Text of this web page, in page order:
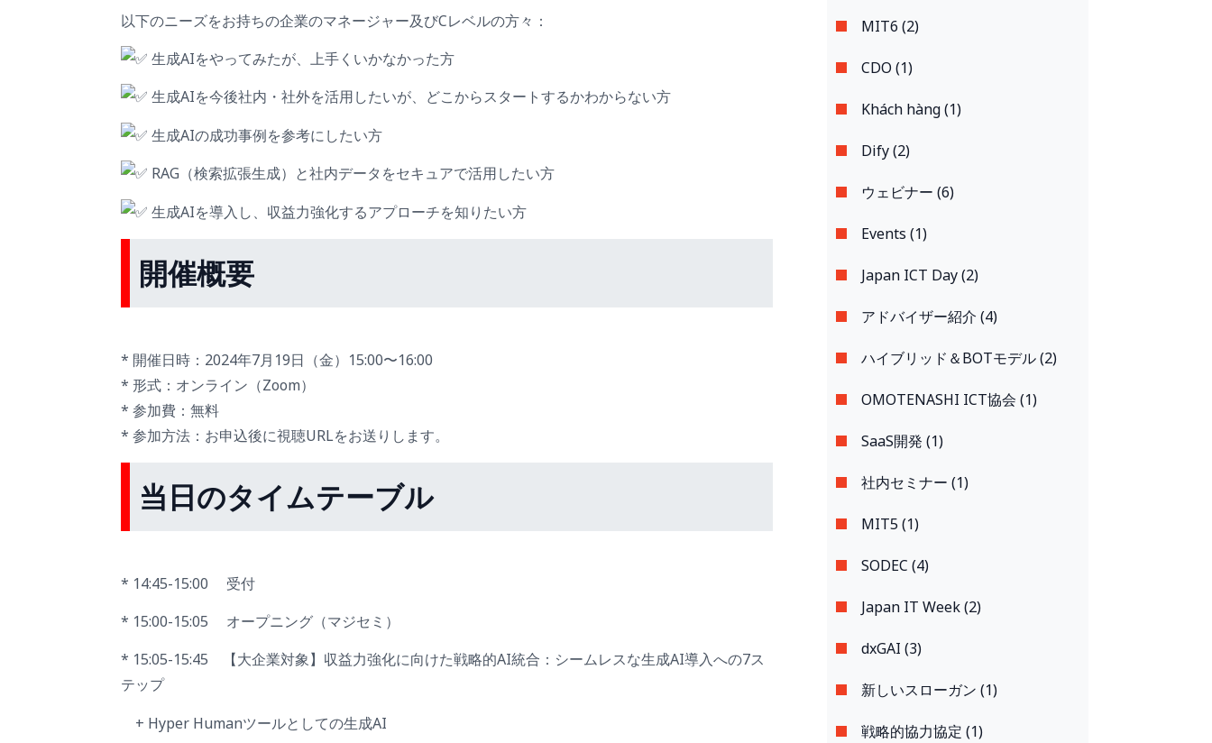
以下のニーズをお持ちの企業のマネージャー及びCレベルの方々：
生成AIをやってみたが、上手くいかなかった方
生成AIを今後社内・社外を活用したいが、どこからスタートするかわからない方
生成AIの成功事例を参考にしたい方
RAG（検索拡張生成）と社内データをセキュアで活用したい方
生成AIを導入し、収益力強化するアプローチを知りたい方
開催概要
* 開催日時：2024年7月19日（金）15:00〜16:00
* 形式：オンライン（Zoom）
* 参加費：無料
* 参加方法：お申込後に視聴URLをお送りします。
当日のタイムテーブル
* 14:45-15:00 受付
* 15:00-15:05 オープニング（マジセミ）
* 15:05-15:45 【大企業対象】収益力強化に向けた戦略的AI統合：シームレスな生成AI導入への7ス
テップ
+ Hyper Humanツールとしての生成AI
MIT6 (2)
CDO (1)
Khách hàng (1)
Dify (2)
ウェビナー (6)
Events (1)
Japan ICT Day (2)
アドバイザー紹介 (4)
ハイブリッド＆BOTモデル (2)
OMOTENASHI ICT協会 (1)
SaaS開発 (1)
社内セミナー (1)
MIT5 (1)
SODEC (4)
Japan IT Week (2)
dxGAI (3)
新しいスローガン (1)
戦略的協力協定 (1)